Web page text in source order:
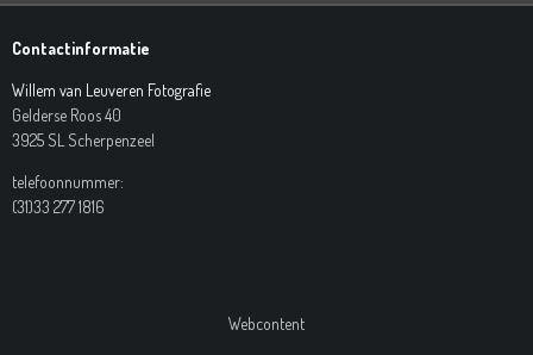
Contactinformatie
Willem van Leuveren Fotografie
Gelderse Roos 40
3925 SL Scherpenzeel
telefoonnummer:
(31)33 277 1816
Webcontent